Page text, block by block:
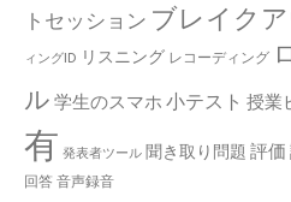
トセッション ブレイク
ィングID リスニング レコーディング
ル 学生のスマホ 小テスト 授業
有 発表者ツール 聞き取り問題 評価
回答 音声録音